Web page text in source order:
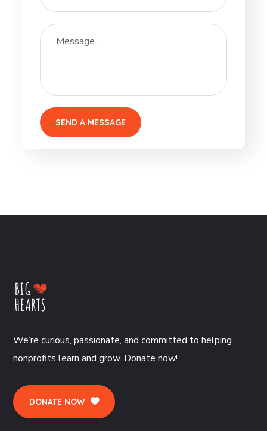
We’re curious, passionate, and committed to helping
nonprofits learn and grow. Donate now!
DONATE NOW